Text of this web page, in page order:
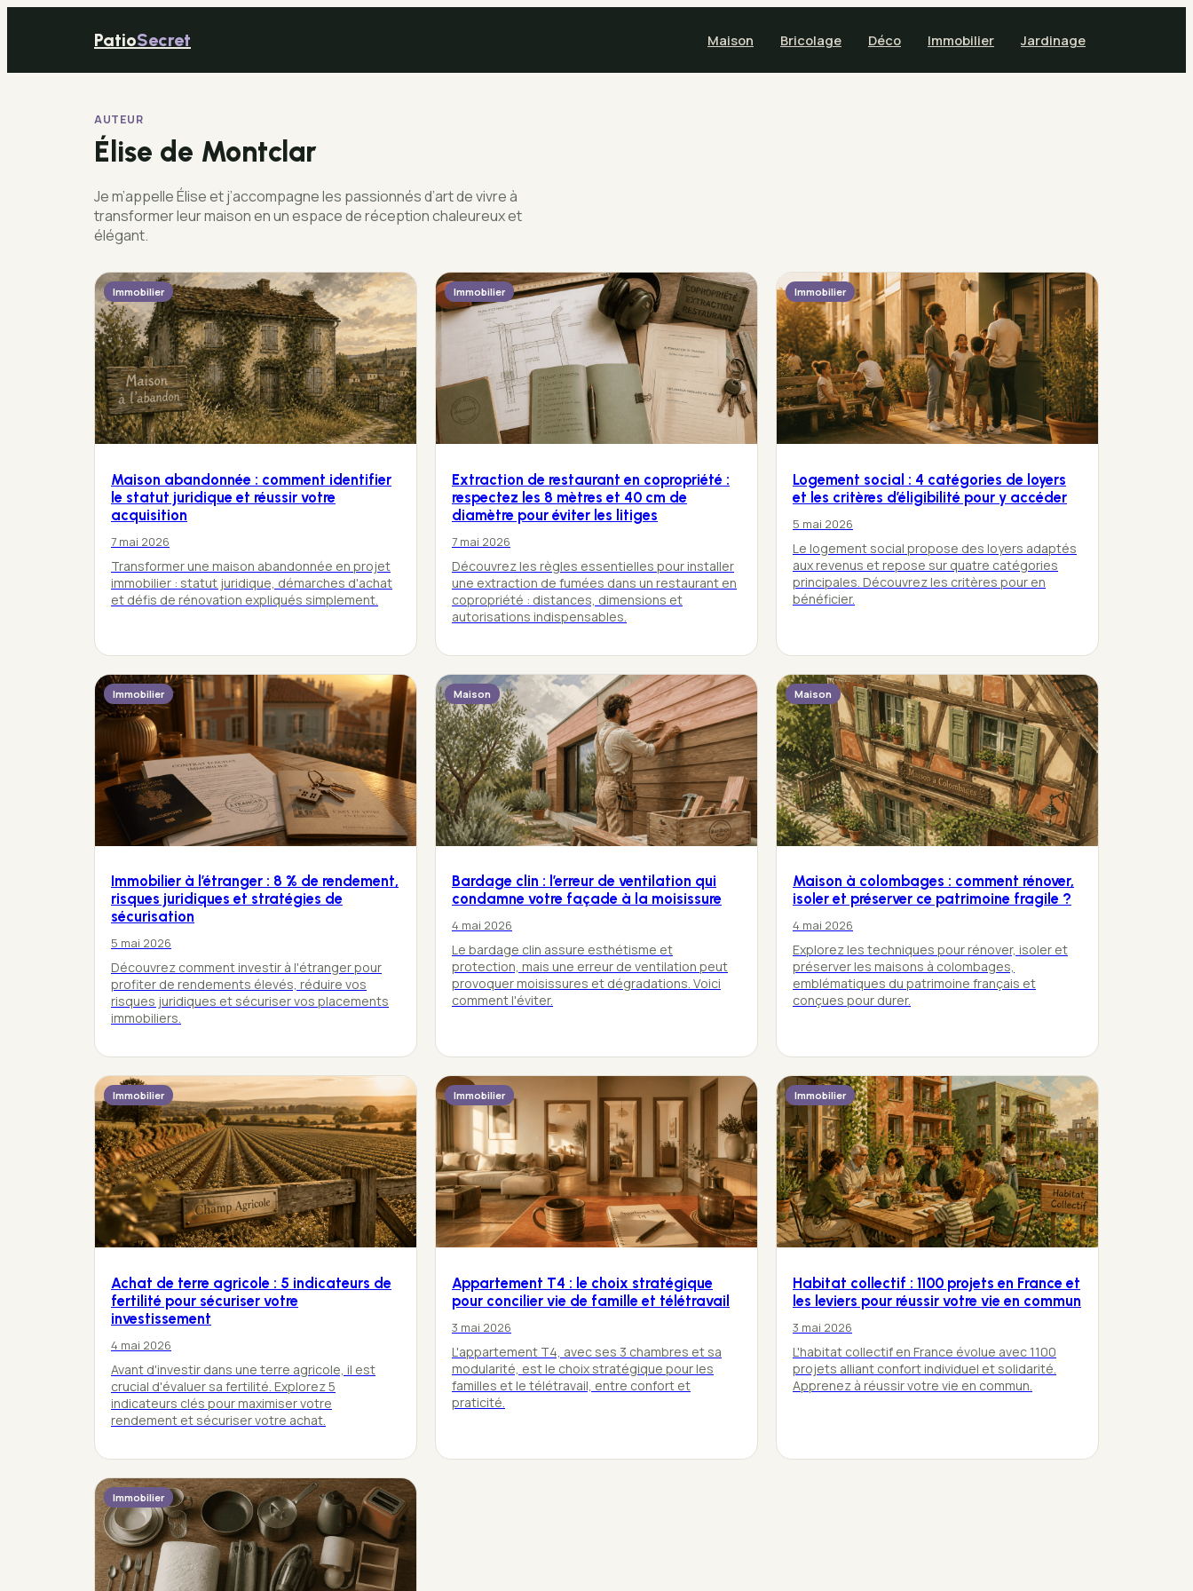
PatioSecret Maison Bricolage Déco Immobilier Jardinage
AUTEUR
Élise de Montclar
Je m’appelle Élise et j’accompagne les passionnés d’art de vivre à
transformer leur maison en un espace de réception chaleureux et
élégant.
Immobilier
Maison abandonnée : comment identifier
le statut juridique et réussir votre
acquisition
7 mai 2026
Transformer une maison abandonnée en projet
immobilier : statut juridique, démarches d'achat
et défis de rénovation expliqués simplement.
Immobilier
Extraction de restaurant en copropriété :
respectez les 8 mètres et 40 cm de
diamètre pour éviter les litiges
7 mai 2026
Découvrez les règles essentielles pour installer
une extraction de fumées dans un restaurant en
copropriété : distances, dimensions et
autorisations indispensables.
Immobilier
Logement social : 4 catégories de loyers
et les critères d’éligibilité pour y accéder
5 mai 2026
Le logement social propose des loyers adaptés
aux revenus et repose sur quatre catégories
principales. Découvrez les critères pour en
bénéficier.
Immobilier
Immobilier à l’étranger : 8 % de rendement,
risques juridiques et stratégies de
sécurisation
5 mai 2026
Découvrez comment investir à l'étranger pour
profiter de rendements élevés, réduire vos
risques juridiques et sécuriser vos placements
immobiliers.
Maison
Bardage clin : l’erreur de ventilation qui
condamne votre façade à la moisissure
4 mai 2026
Le bardage clin assure esthétisme et
protection, mais une erreur de ventilation peut
provoquer moisissures et dégradations. Voici
comment l'éviter.
Maison
Maison à colombages : comment rénover,
isoler et préserver ce patrimoine fragile ?
4 mai 2026
Explorez les techniques pour rénover, isoler et
préserver les maisons à colombages,
emblématiques du patrimoine français et
conçues pour durer.
Immobilier
Achat de terre agricole : 5 indicateurs de
fertilité pour sécuriser votre
investissement
4 mai 2026
Avant d'investir dans une terre agricole, il est
crucial d'évaluer sa fertilité. Explorez 5
indicateurs clés pour maximiser votre
rendement et sécuriser votre achat.
Immobilier
Appartement T4 : le choix stratégique
pour concilier vie de famille et télétravail
3 mai 2026
L'appartement T4, avec ses 3 chambres et sa
modularité, est le choix stratégique pour les
familles et le télétravail, entre confort et
praticité.
Immobilier
Habitat collectif : 1100 projets en France et
les leviers pour réussir votre vie en commun
3 mai 2026
L'habitat collectif en France évolue avec 1100
projets alliant confort individuel et solidarité.
Apprenez à réussir votre vie en commun.
Immobilier